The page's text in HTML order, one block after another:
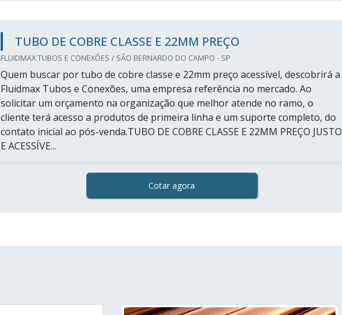
TUBO DE COBRE CLASSE E 22MM PREÇO
FLUIDMAX TUBOS E CONEXÕES / SÃO BERNARDO DO CAMPO - SP
Quem buscar por tubo de cobre classe e 22mm preço acessível, descobrirá a
Fluidmax Tubos e Conexões, uma empresa referência no mercado. Ao
solicitar um orçamento na organização que melhor atende no ramo, o
cliente terá acesso a produtos de primeira linha e um suporte completo, do
contato inicial ao pós-venda.TUBO DE COBRE CLASSE E 22MM PREÇO JUSTO
E ACESSÍVE...
Cotar agora